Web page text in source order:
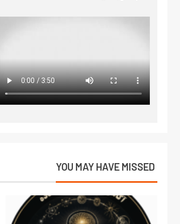
YOU MAY HAVE MISSED